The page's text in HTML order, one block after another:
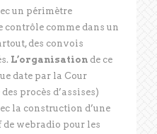
un périmètre
contrôle comme dans un
des convois
L’organisation de ce
date par la Cour
procès d’assises)
la construction d’une
webradio pour les